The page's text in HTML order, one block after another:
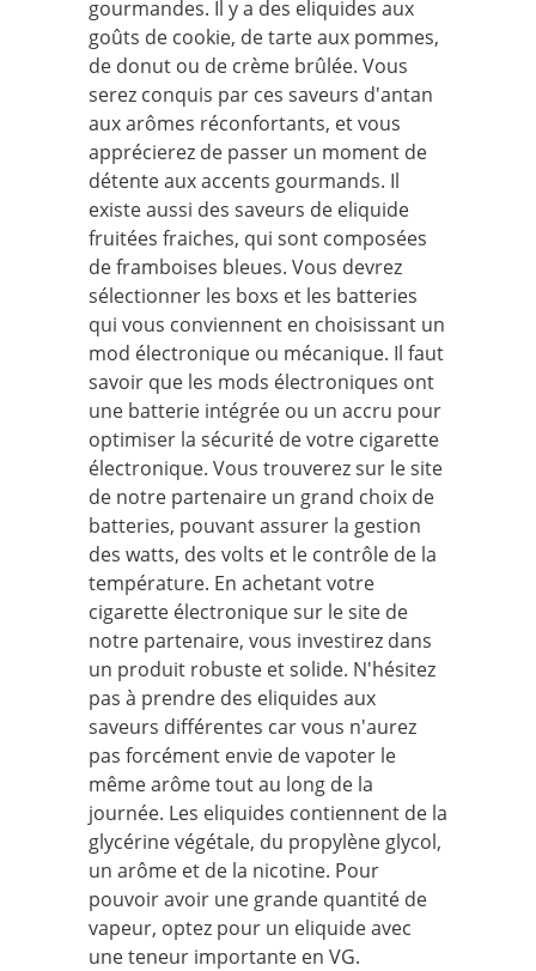
gourmandes. Il y a des eliquides aux
goûts de cookie, de tarte aux pommes,
de donut ou de crème brûlée. Vous
serez conquis par ces saveurs d'antan
aux arômes réconfortants, et vous
apprécierez de passer un moment de
détente aux accents gourmands. Il
existe aussi des saveurs de eliquide
fruitées fraiches, qui sont composées
de framboises bleues. Vous devrez
sélectionner les boxs et les batteries
qui vous conviennent en choisissant un
mod électronique ou mécanique. Il faut
savoir que les mods électroniques ont
une batterie intégrée ou un accru pour
optimiser la sécurité de votre cigarette
électronique. Vous trouverez sur le site
de notre partenaire un grand choix de
batteries, pouvant assurer la gestion
des watts, des volts et le contrôle de la
température. En achetant votre
cigarette électronique sur le site de
notre partenaire, vous investirez dans
un produit robuste et solide. N'hésitez
pas à prendre des eliquides aux
saveurs différentes car vous n'aurez
pas forcément envie de vapoter le
même arôme tout au long de la
journée. Les eliquides contiennent de la
glycérine végétale, du propylène glycol,
un arôme et de la nicotine. Pour
pouvoir avoir une grande quantité de
vapeur, optez pour un eliquide avec
une teneur importante en VG.